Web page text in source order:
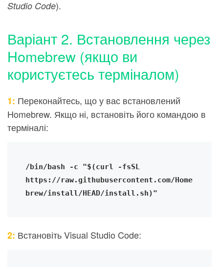
Studio Code).
Варіант 2. Встановлення через
Homebrew (якщо ви
користуєтесь терміналом)
1: Переконайтесь, що у вас встановлений
Homebrew. Якщо ні, встановіть його командою в
терміналі:
/bin/bash -c "$(curl -fsSL
https://raw.githubusercontent.com/Home
brew/install/HEAD/install.sh)"
2: Встановіть Visual Studio Code: